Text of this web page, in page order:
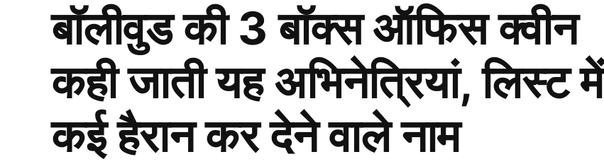
बॉलीवुड की 3 बॉक्स ऑफिस क्वीन
कही जाती यह अभिनेत्रियां, लिस्ट में
कई हैरान कर देने वाले नाम